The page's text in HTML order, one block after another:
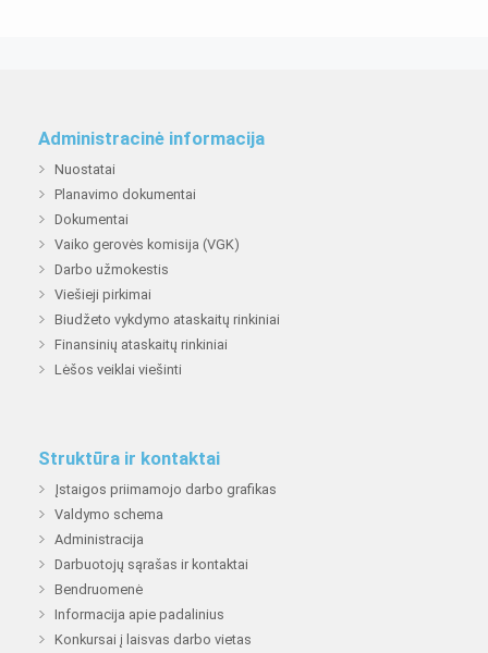
Administracinė informacija
Nuostatai
Planavimo dokumentai
Dokumentai
Vaiko gerovės komisija (VGK)
Darbo užmokestis
Viešieji pirkimai
Biudžeto vykdymo ataskaitų rinkiniai
Finansinių ataskaitų rinkiniai
Lėšos veiklai viešinti
Struktūra ir kontaktai
Įstaigos priimamojo darbo grafikas
Valdymo schema
Administracija
Darbuotojų sąrašas ir kontaktai
Bendruomenė
Informacija apie padalinius
Konkursai į laisvas darbo vietas